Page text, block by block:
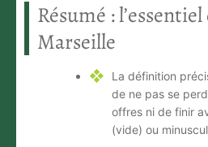
Résumé :
Marseille
La définition
de ne pas se
offres ni de finir
(vide) ou